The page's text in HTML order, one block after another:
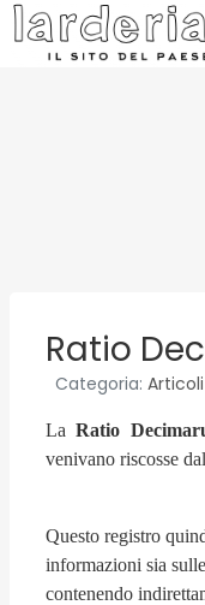
Ratio
Categoria:
LaRatio
venivano riscosse
Questo registro
informazioni sia
contenendo